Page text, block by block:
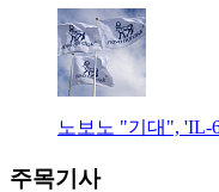
노보노 "기대", 'IL-
주목기사